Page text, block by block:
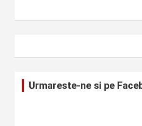
Urmareste-ne si pe